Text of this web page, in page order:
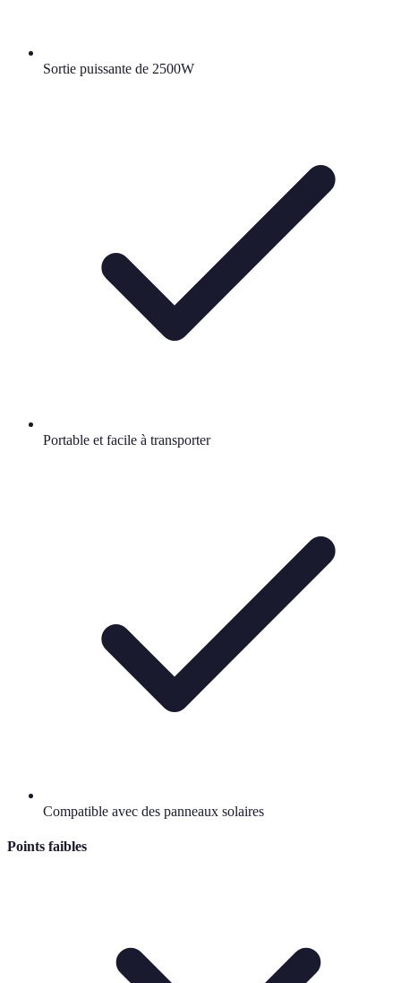
Sortie puissante de 2500W
Portable et facile à transporter
Compatible avec des panneaux solaires
Points faibles